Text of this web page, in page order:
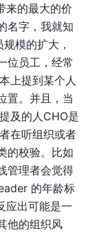
来的最大的价
名字，我就知
模的扩大，
位员工，经常
上提到某个人
置。并且，当
及的人CHO是
在听组织或者
的校验。比如
管理者会觉得
的年龄标
应出可能是一
他的组织风